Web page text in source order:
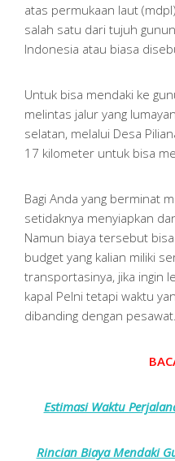
atas permukaan laut
salah satu dari tujuh
Indonesia atau biasa
Untuk bisa mendaki ke
melintas jalur yang
selatan, melalui Desa
17 kilometer untuk bisa
Bagi Anda yang berminat
setidaknya menyiapkan
Namun biaya tersebut
budget yang kalian miliki
transportasinya, jika ingin
kapal Pelni tetapi waktu
dibanding dengan pesawat.
Estimasi Waktu
Rincian Biaya Mendaki